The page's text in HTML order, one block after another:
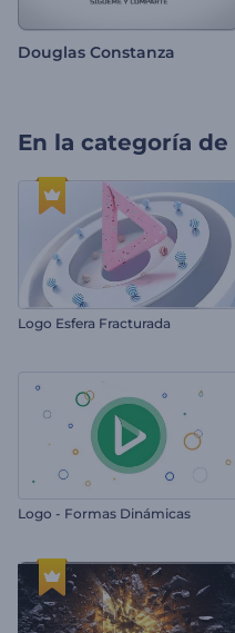
Douglas Constanza
En la categoría de
Logo Esfera Fracturada
Logo - Formas Dinámicas